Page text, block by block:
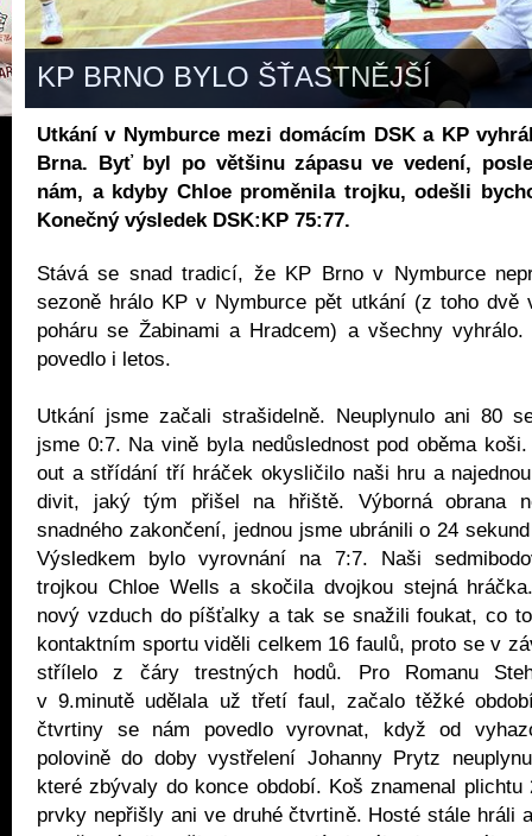
KP BRNO BYLO ŠŤASTNĚJŠÍ
Utkání v Nymburce mezi domácím DSK a KP
Brna. Byť byl po většinu zápasu ve vedení,
nám, a kdyby Chloe proměnila trojku, odešli
Konečný výsledek DSK:KP 75:77.
Stává se snad tradicí, že KP Brno v Nymburce
sezoně hrálo KP v Nymburce pět utkání (z toho dvě
poháru se Žabinami a Hradcem) a všechny
povedlo i letos.
Utkání jsme začali strašidelně. Neuplynulo ani 80
jsme 0:7. Na vině byla nedůslednost pod oběma
out a střídání tří hráček okysličilo naši hru a
divit, jaký tým přišel na hřiště. Výborná obrana
snadného zakončení, jednou jsme ubránili o 24
Výsledkem bylo vyrovnání na 7:7. Naši
trojkou Chloe Wells a skočila dvojkou stejná
nový vzduch do píšťalky a tak se snažili foukat, co
kontaktním sportu viděli celkem 16 faulů, proto se v
střílelo z čáry trestných hodů. Pro Romanu
v 9.minutě udělala už třetí faul, začalo těžké
čtvrtiny se nám povedlo vyrovnat, když od
polovině do doby vystřelení Johanny Prytz
které zbývaly do konce období. Koš znamenal plichtu
prvky nepřišly ani ve druhé čtvrtině. Hosté stále hráli